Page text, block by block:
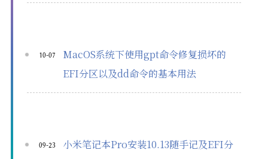
MacOS系统下使用gpt命令修复损坏的
EFI分区以及dd命令的基本用法
10-07
小米笔记本Pro安装10.13随手记及EFI分
09-23